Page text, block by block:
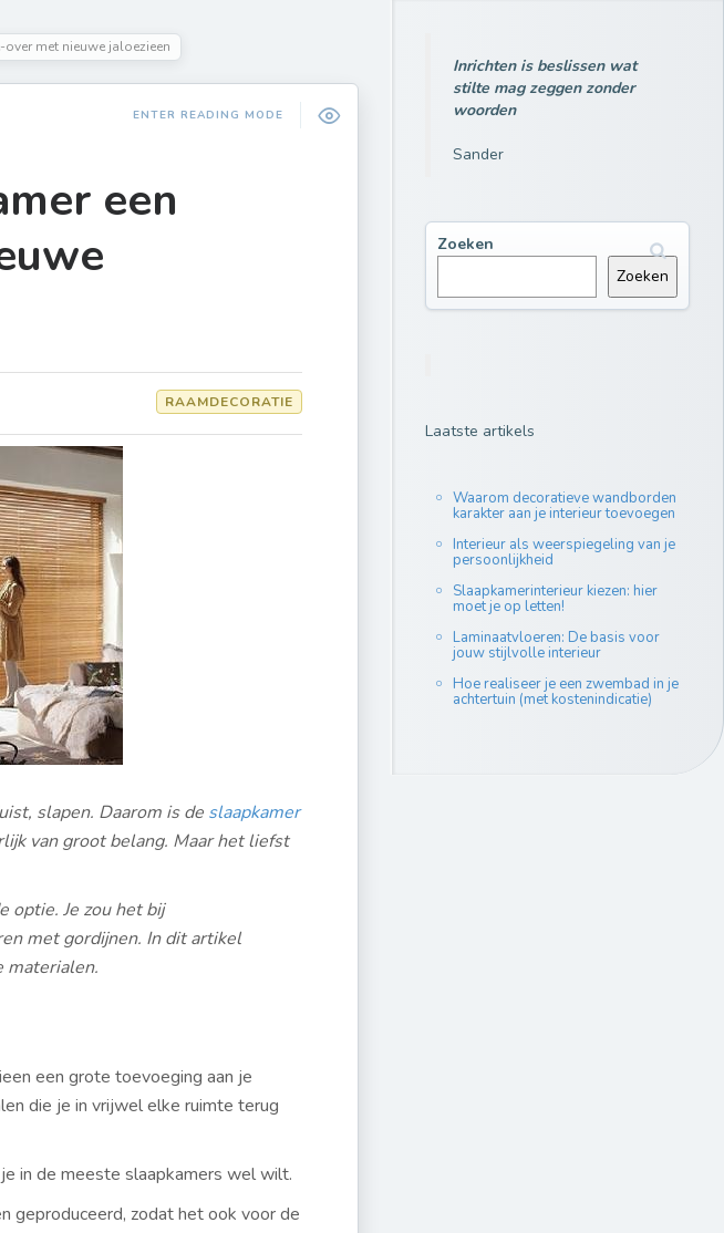
met nieuwe jaloezieen
ENTER READING MODE
een
RAAMDECORATIE
slapen. Daarom is de slaapkamer
van groot belang. Maar het liefst
optie. Je zou het bij
met gordijnen. In dit artikel
materialen.
een grote toevoeging aan je
die je in vrijwel elke ruimte terug
in de meeste slaapkamers wel wilt.
geproduceerd, zodat het ook voor de
Inrichten is beslissen wat
stilte mag zeggen zonder
woorden
Sander
Zoeken
Zoeken
Laatste artikels
Waarom decoratieve wandborden
karakter aan je interieur toevoegen
Interieur als weerspiegeling van je
persoonlijkheid
Slaapkamerinterieur kiezen: hier
moet je op letten!
Laminaatvloeren: De basis voor
jouw stijlvolle interieur
Hoe realiseer je een zwembad in je
achtertuin (met kostenindicatie)